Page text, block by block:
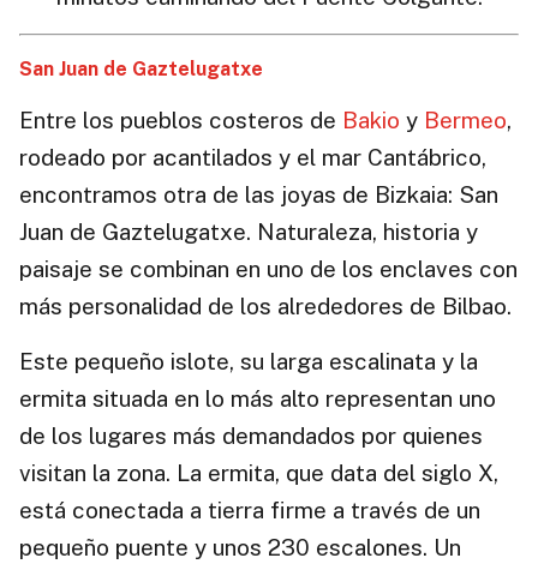
San Juan de Gaztelugatxe
Entre los pueblos costeros de Bakio y Bermeo,
rodeado por acantilados y el mar Cantábrico,
encontramos otra de las joyas de Bizkaia: San
Juan de Gaztelugatxe. Naturaleza, historia y
paisaje se combinan en uno de los enclaves con
más personalidad de los alrededores de Bilbao.
Este pequeño islote, su larga escalinata y la
ermita situada en lo más alto representan uno
de los lugares más demandados por quienes
visitan la zona. La ermita, que data del siglo X,
está conectada a tierra firme a través de un
pequeño puente y unos 230 escalones. Un